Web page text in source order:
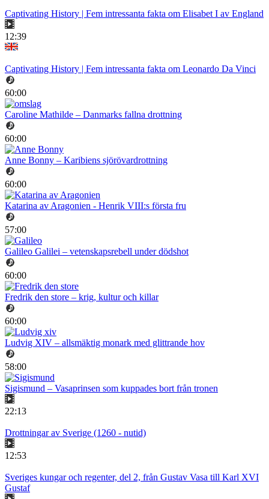
Captivating History | Fem intressanta fakta om Elisabet I av England
12:39
Captivating History | Fem intressanta fakta om Leonardo Da Vinci
60:00
Caroline Mathilde – Danmarks fallna drottning
60:00
Anne Bonny – Karibiens sjörövardrottning
60:00
Katarina av Aragonien - Henrik VIII:s första fru
57:00
Galileo Galilei – vetenskapsrebell under dödshot
60:00
Fredrik den store – krig, kultur och killar
60:00
Ludvig XIV – allsmäktig monark med glittrande hov
58:00
Sigismund – Vasaprinsen som kuppades bort från tronen
22:13
Drottningar av Sverige (1260 - nutid)
12:53
Sveriges kungar och regenter, del 2, från Gustav Vasa till Karl XVI
Gustaf